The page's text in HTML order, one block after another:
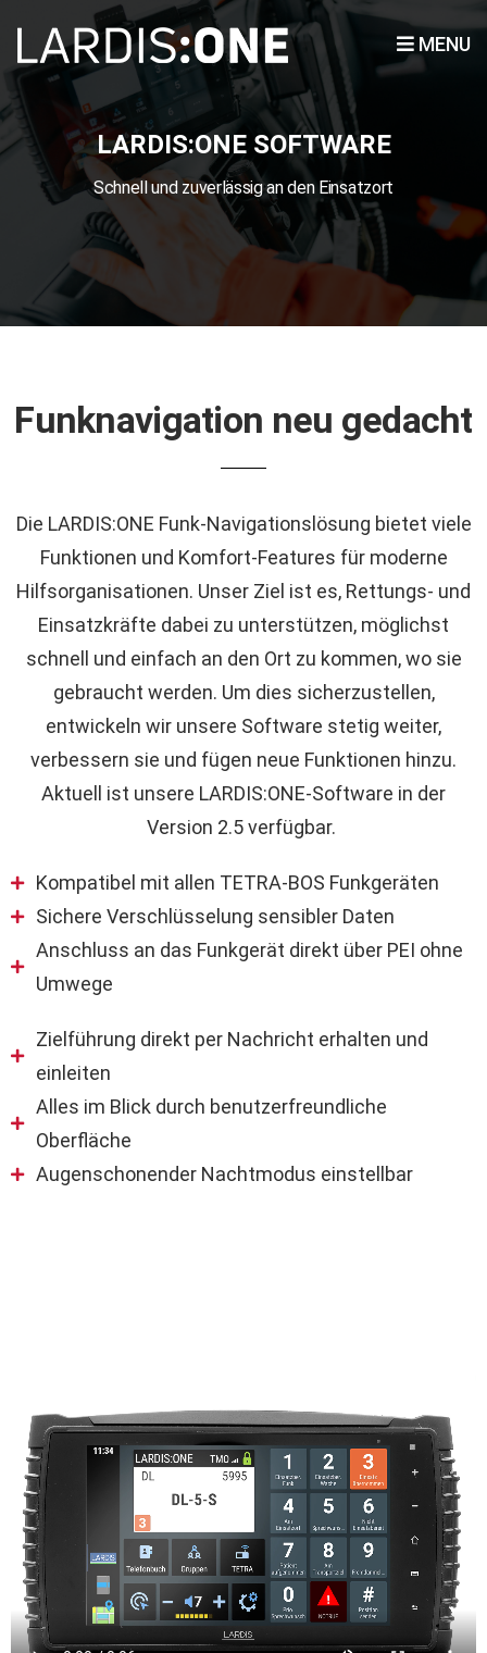
MENU
LARDIS:ONE SOFTWARE
Schnell und zuverlässig an den Einsatzort
Funknavigation neu gedacht
Die LARDIS:ONE Funk-Navigationslösung bietet viele
Funktionen und Komfort-Features für moderne
Hilfsorganisationen. Unser Ziel ist es, Rettungs- und
Einsatzkräfte dabei zu unterstützen, möglichst
schnell und einfach an den Ort zu kommen, wo sie
gebraucht werden. Um dies sicherzustellen,
entwickeln wir unsere Software stetig weiter,
verbessern sie und fügen neue Funktionen hinzu.
Aktuell ist unsere LARDIS:ONE-Software in der
Version 2.5 verfügbar.
Kompatibel mit allen TETRA-BOS Funkgeräten
Sichere Verschlüsselung sensibler Daten
Anschluss an das Funkgerät direkt über PEI ohne
Umwege
Zielführung direkt per Nachricht erhalten und
einleiten
Alles im Blick durch benutzerfreundliche
Oberfläche
Augenschonender Nachtmodus einstellbar